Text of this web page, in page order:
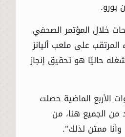
خلال المؤتمر الصحفي
على ملعب أليانز
حاليًا هو تحقيق إنجاز
الأربع الماضية حصلت
الجميع هنا، من
وأنا ممتن لذلك".